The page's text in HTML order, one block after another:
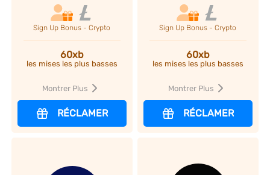
Sign Up Bonus - Crypto
60xb
les mises les plus basses
Montrer Plus
RÉCLAMER
Sign Up Bonus - Crypto
60xb
les mises les plus basses
Montrer Plus
RÉCLAMER